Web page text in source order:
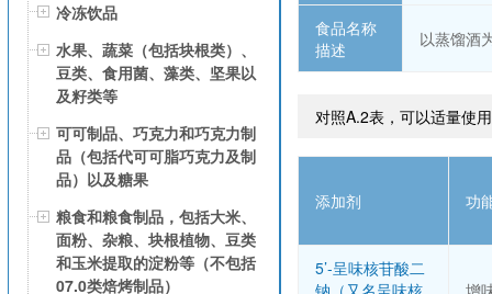
冷冻饮品
水果、蔬菜（包括块根类）、
豆类、食用菌、藻类、坚果以
及籽类等
可可制品、巧克力和巧克力制
品（包括代可可脂巧克力及制
品）以及糖果
粮食和粮食制品，包括大米、
面粉、杂粮、块根植物、豆类
和玉米提取的淀粉等（不包括
07.0类焙烤制品）
食品名称
描述
以蒸馏酒
对照A.2表，可以适量使
添加剂 功
5’-呈味核苷酸二
钠（又名呈味核
增